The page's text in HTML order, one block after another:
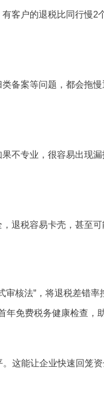
客户的退税比同行慢2
备案等问题，都会拖
不专业，很容易出现
退税容易卡壳，甚至可
核法”，将退税差错
免费税务健康检查，
这能让企业快速回笼